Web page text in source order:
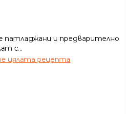
и предварително
с...
цялата рецепта